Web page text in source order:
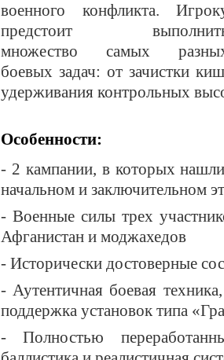
военного конфликта.
предстоит
множество самых
боевых задач: от зачистки
удерживания контрольных
Особенности:
- 2 кампании, в которых
начальном и заключительном
- Военные силы трех
Афганистан и моджахедов
- Исторически достоверные
- Аутентичная боевая
поддержка установок типа
- Полностью